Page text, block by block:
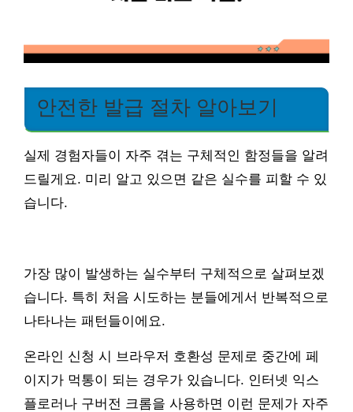
안전한 발급 절차 알아보기
실제 경험자들이 자주 겪는 구체적인 함정들을 알려
드릴게요. 미리 알고 있으면 같은 실수를 피할 수 있
습니다.
가장 많이 발생하는 실수부터 구체적으로 살펴보겠
습니다. 특히 처음 시도하는 분들에게서 반복적으로
나타나는 패턴들이에요.
온라인 신청 시 브라우저 호환성 문제로 중간에 페
이지가 먹통이 되는 경우가 있습니다. 인터넷 익스
플로러나 구버전 크롬을 사용하면 이런 문제가 자주